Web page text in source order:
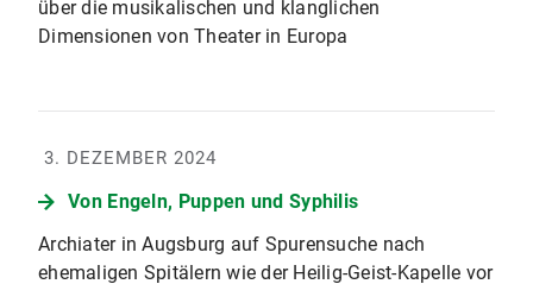
über die musikalischen und klanglichen
Dimensionen von Theater in Europa
3. DEZEMBER 2024
Von Engeln, Puppen und Syphilis
Archiater in Augsburg auf Spurensuche nach
ehemaligen Spitälern wie der Heilig-Geist-Kapelle vor